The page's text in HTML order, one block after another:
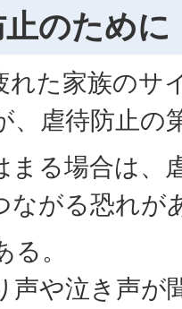
のために
れた家族のサ
、虐待防止の
まる場合は、
ながる恐れ
。
声や泣き声が